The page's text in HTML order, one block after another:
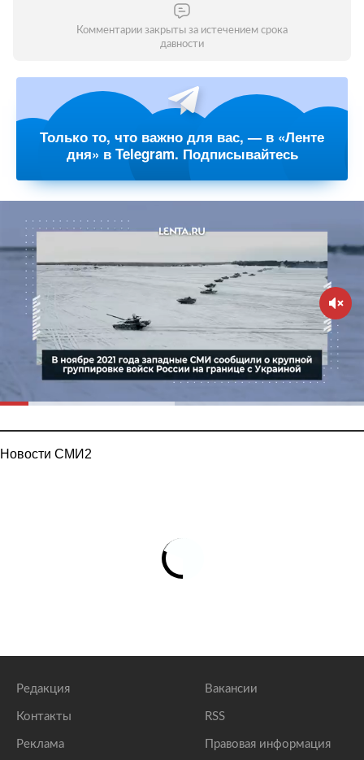
Комментарии закрыты за истечением срока
давности
Только то, что важно для вас, — в «Ленте
дня» в Telegram. Подписывайтесь
Новости СМИ2
Редакция
Контакты
Реклама
Вакансии
RSS
Правовая информация